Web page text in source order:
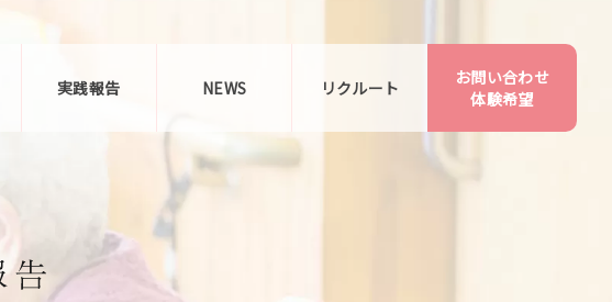
実践報告 NEWS リクルート
お問い合わせ
体験希望